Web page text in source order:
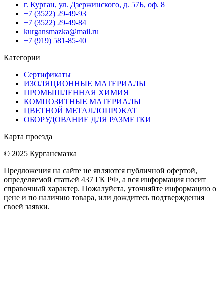
г. Курган, ул. Дзержинского, д. 57Б, оф. 8
+7 (3522) 29-49-93
+7 (3522) 29-49-84
kurgansmazka@mail.ru
+7 (919) 581-85-40
Категории
Сертификаты
ИЗОЛЯЦИОННЫЕ МАТЕРИАЛЫ
ПРОМЫШЛЕННАЯ ХИМИЯ
КОМПОЗИТНЫЕ МАТЕРИАЛЫ
ЦВЕТНОЙ МЕТАЛЛОПРОКАТ
ОБОРУДОВАНИЕ ДЛЯ РАЗМЕТКИ
Карта проезда
© 2025 Кургансмазка
Предложения на сайте не являются публичной офертой,
определяемой статьей 437 ГК РФ, а вся информация носит
справочный характер. Пожалуйста, уточняйте информацию о
цене и по наличию товара, или дождитесь подтверждения
своей заявки.